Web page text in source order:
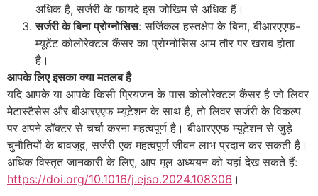
अधिक है, सर्जरी के फायदे इस जोखिम से अधिक हैं।
सर्जरी के बिना प्रोग्नोसिस: सर्जिकल हस्तक्षेप के बिना, बीआरएएफ-
म्यूटेंट कोलोरेक्टल कैंसर का प्रोग्नोसिस आम तौर पर खराब होता
है।
आपके लिए इसका क्या मतलब है
यदि आपके या आपके किसी प्रियजन के पास कोलोरेक्टल कैंसर है जो लिवर
मेटास्टैसेस और बीआरएएफ म्यूटेशन के साथ है, तो लिवर सर्जरी के विकल्प
पर अपने डॉक्टर से चर्चा करना महत्वपूर्ण है। बीआरएएफ म्यूटेशन से जुड़े
चुनौतियों के बावजूद, सर्जरी एक महत्वपूर्ण जीवन लाभ प्रदान कर सकती है।
अधिक विस्तृत जानकारी के लिए, आप मूल अध्ययन को यहां देख सकते हैं:
https://doi.org/10.1016/j.ejso.2024.108306 ।